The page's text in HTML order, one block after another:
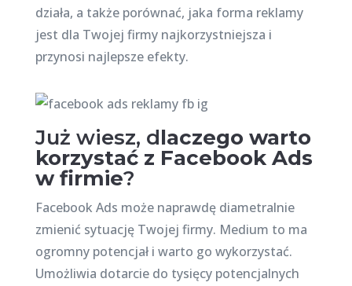
działa, a także porównać, jaka forma reklamy
jest dla Twojej firmy najkorzystniejsza i
przynosi najlepsze efekty.
Już wiesz, dlaczego warto
korzystać z Facebook Ads
w firmie?
Facebook Ads może naprawdę diametralnie
zmienić sytuację Twojej firmy. Medium to ma
ogromny potencjał i warto go wykorzystać.
Umożliwia dotarcie do tysięcy potencjalnych